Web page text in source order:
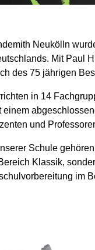
Neukölln
Mit Paul
des 75 jährigen
in 14
einem
und
Schule
Klassik,
im